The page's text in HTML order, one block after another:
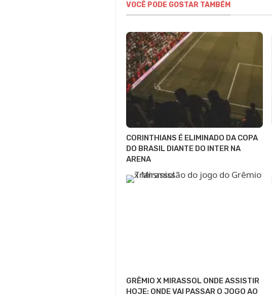
VOCÊ PODE GOSTAR TAMBÉM
CORINTHIANS É ELIMINADO DA COPA
DO BRASIL DIANTE DO INTER NA
ARENA
GRÊMIO X MIRASSOL ONDE ASSISTIR
HOJE: ONDE VAI PASSAR O JOGO AO